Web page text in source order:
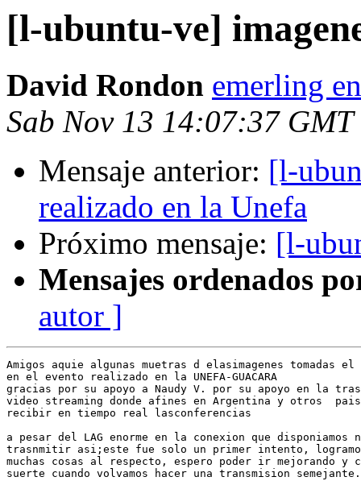
[l-ubuntu-ve]
David Rondon emerling
Sab Nov 13 14:07:37 GMT
Mensaje anterior: [l-
realizado en la Unefa
Próximo mensaje: [l-
Mensajes ordenados
autor ]
Amigos aquie algunas muetras d elasimagenes tomadas
en el evento realizado en la UNEFA-GUACARA
gracias por su apoyo a Naudy V. por su apoyo en la
video streaming donde afines en Argentina y otros
recibir en tiempo real lasconferencias
a pesar del LAG enorme en la conexion que disponiamos
trasnmitir asi;este fue solo un primer intento,
muchas cosas al respecto, espero poder ir mejorando y
suerte cuando volvamos hacer una transmision semejante.